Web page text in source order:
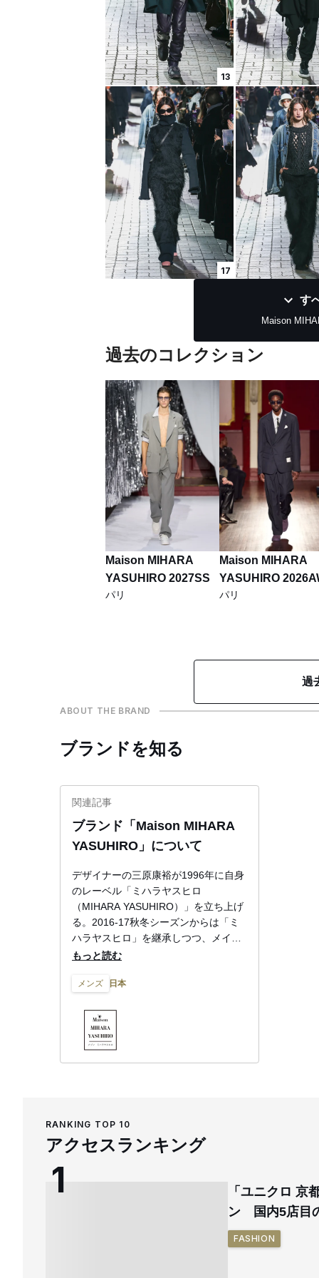
13
17
す
Maison
過去のコレクション
Maison MIHARA
YASUHIRO 2027SS
パリ
Maison MIHARA
YASUHIRO
パリ
過
ABOUT THE BRAND
ブランドを知る
関連記事
ブランド「Maison MIHARA
YASUHIRO」について
デザイナーの三原康裕が1996年に自身
のレーベル「ミハラヤスヒロ
（MIHARA YASUHIRO）」を立ち上げ
る。2016-17秋冬シーズンからは「ミ
ハラヤスヒロ」を継承しつつ、メイン
ラインを「メゾン ミハラヤスヒロ」で
ションラインをメゾン ミハラヤスヒロ
もっと読む
メンズ 日本
RANKING TOP 10
アクセスランキング
「ユニクロ 京
ン 国内5店目
FASHION